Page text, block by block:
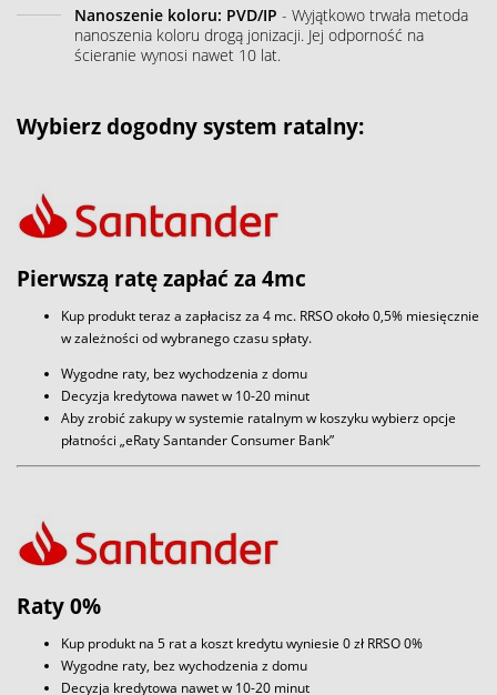
Nanoszenie koloru: PVD/IP - Wyjątkowo trwała metoda
nanoszenia koloru drogą jonizacji. Jej odporność na
ścieranie wynosi nawet 10 lat.
Wybierz dogodny system ratalny:
Pierwszą ratę zapłać za 4mc
Kup produkt teraz a zapłacisz za 4 mc. RRSO około 0,5% miesięcznie
w zależności od wybranego czasu spłaty.
Wygodne raty, bez wychodzenia z domu
Decyzja kredytowa nawet w 10-20 minut
Aby zrobić zakupy w systemie ratalnym w koszyku wybierz opcje
płatności „eRaty Santander Consumer Bank”
Raty 0%
Kup produkt na 5 rat a koszt kredytu wyniesie 0 zł RRSO 0%
Wygodne raty, bez wychodzenia z domu
Decyzja kredytowa nawet w 10-20 minut